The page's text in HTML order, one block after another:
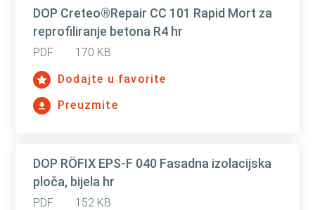
DOP Creteo®Repair CC 101 Rapid Mort za
reprofiliranje betona R4 hr
PDF
170 KB
Dodajte u favorite
Preuzmite
DOP RÖFIX EPS-F 040 Fasadna izolacijska
ploča, bijela hr
PDF
152 KB